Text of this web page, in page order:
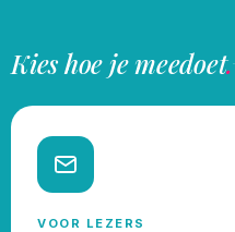
Kies hoe je meedoet.
VOOR LEZERS